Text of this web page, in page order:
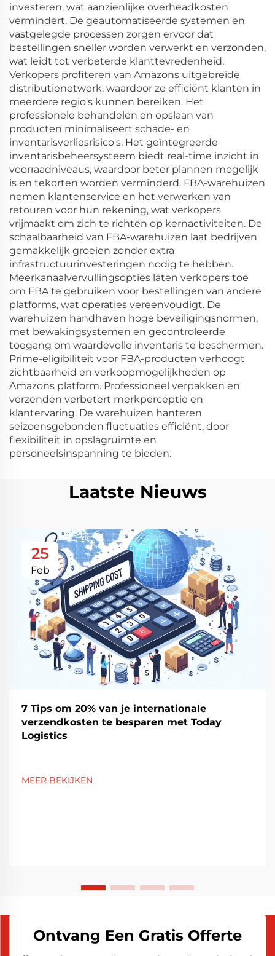
investeren, wat aanzienlijke overheadkosten
vermindert. De geautomatiseerde systemen en
vastgelegde processen zorgen ervoor dat
bestellingen sneller worden verwerkt en verzonden,
wat leidt tot verbeterde klanttevredenheid.
Verkopers profiteren van Amazons uitgebreide
distributienetwerk, waardoor ze efficiënt klanten in
meerdere regio's kunnen bereiken. Het
professionele behandelen en opslaan van
producten minimaliseert schade- en
inventarisverliesrisico's. Het geïntegreerde
inventarisbeheersysteem biedt real-time inzicht in
voorraadniveaus, waardoor beter plannen mogelijk
is en tekorten worden verminderd. FBA-warehuizen
nemen klantenservice en het verwerken van
retouren voor hun rekening, wat verkopers
vrijmaakt om zich te richten op kernactiviteiten. De
schaalbaarheid van FBA-warehuizen laat bedrijven
gemakkelijk groeien zonder extra
infrastructuurinvesteringen nodig te hebben.
Meerkanaalvervullingsopties laten verkopers toe
om FBA te gebruiken voor bestellingen van andere
platforms, wat operaties vereenvoudigt. De
warehuizen handhaven hoge beveiligingsnormen,
met bewakingsystemen en gecontroleerde
toegang om waardevolle inventaris te beschermen.
Prime-eligibiliteit voor FBA-producten verhoogt
zichtbaarheid en verkoopmogelijkheden op
Amazons platform. Professioneel verpakken en
verzenden verbetert merkperceptie en
klantervaring. De warehuizen hanteren
seizoensgebonden fluctuaties efficiënt, door
flexibiliteit in opslagruimte en
personeelsinspanning te bieden.
Laatste Nieuws
25
Feb
7 Tips om 20% van je internationale
verzendkosten te besparen met Today
Logistics
MEER BEKIJKEN
Ontvang Een Gratis Offerte